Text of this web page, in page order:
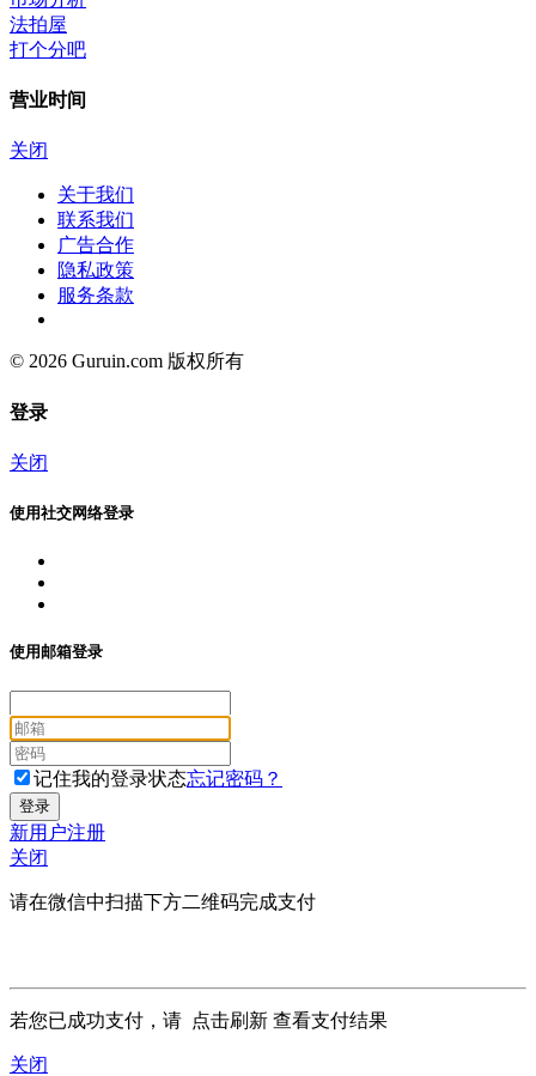
法拍屋
打个分吧
营业时间
关闭
关于我们
联系我们
广告合作
隐私政策
服务条款
© 2026 Guruin.com 版权所有
登录
关闭
使用社交网络登录
使用邮箱登录
记住我的登录状态忘记密码？
新用户注册
关闭
请在微信中扫描下方二维码完成支付
若您已成功支付，请 点击刷新 查看支付结果
关闭